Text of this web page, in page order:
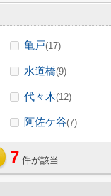
亀戸(17)
水道橋(9)
代々木(12)
阿佐ケ谷(7)
7 件が該当